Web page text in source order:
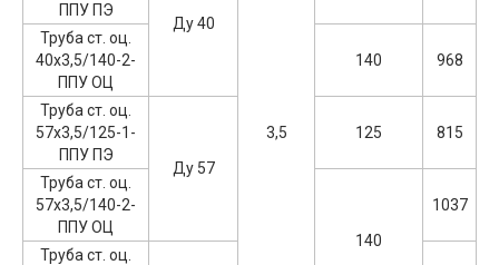
ППУ ПЭ
Ду 40
3,5
Труба ст. оц.
40х3,5/140-2-
ППУ ОЦ
140 968
Труба ст. оц.
57х3,5/125-1-
ППУ ПЭ
Ду 57
125 815
Труба ст. оц.
57х3,5/140-2-
ППУ ОЦ
140
1037
Труба ст. оц.